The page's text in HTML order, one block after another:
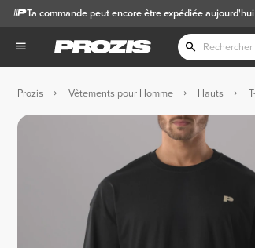
Ta commande peut encore être expédiée aujourd'hui
Prozis Vêtements pour Homme Hauts